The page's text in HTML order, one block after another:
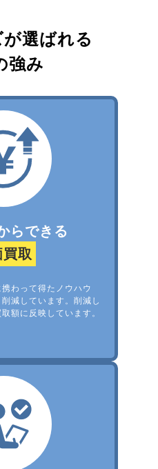
選ばれる
強み
らできる
取
わって得たノウハウ
減しています。削減し
額に反映しています。